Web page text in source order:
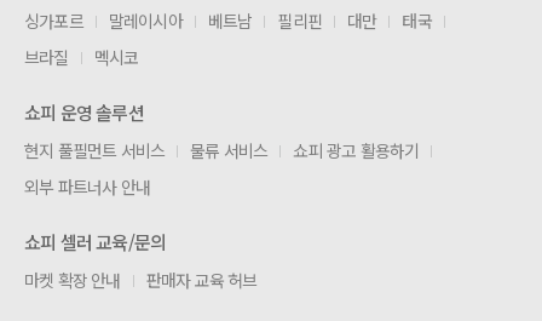
싱가포르 말레이시아 베트남 필리핀 대만
태국
브라질
멕시코
쇼피 운영 솔루션
현지 풀필먼트 서비스 물류 서비스
쇼피 광고 활용하기
외부 파트너사 안내
쇼피 셀러 교육/문의
마켓 확장 안내 판매자 교육 허브